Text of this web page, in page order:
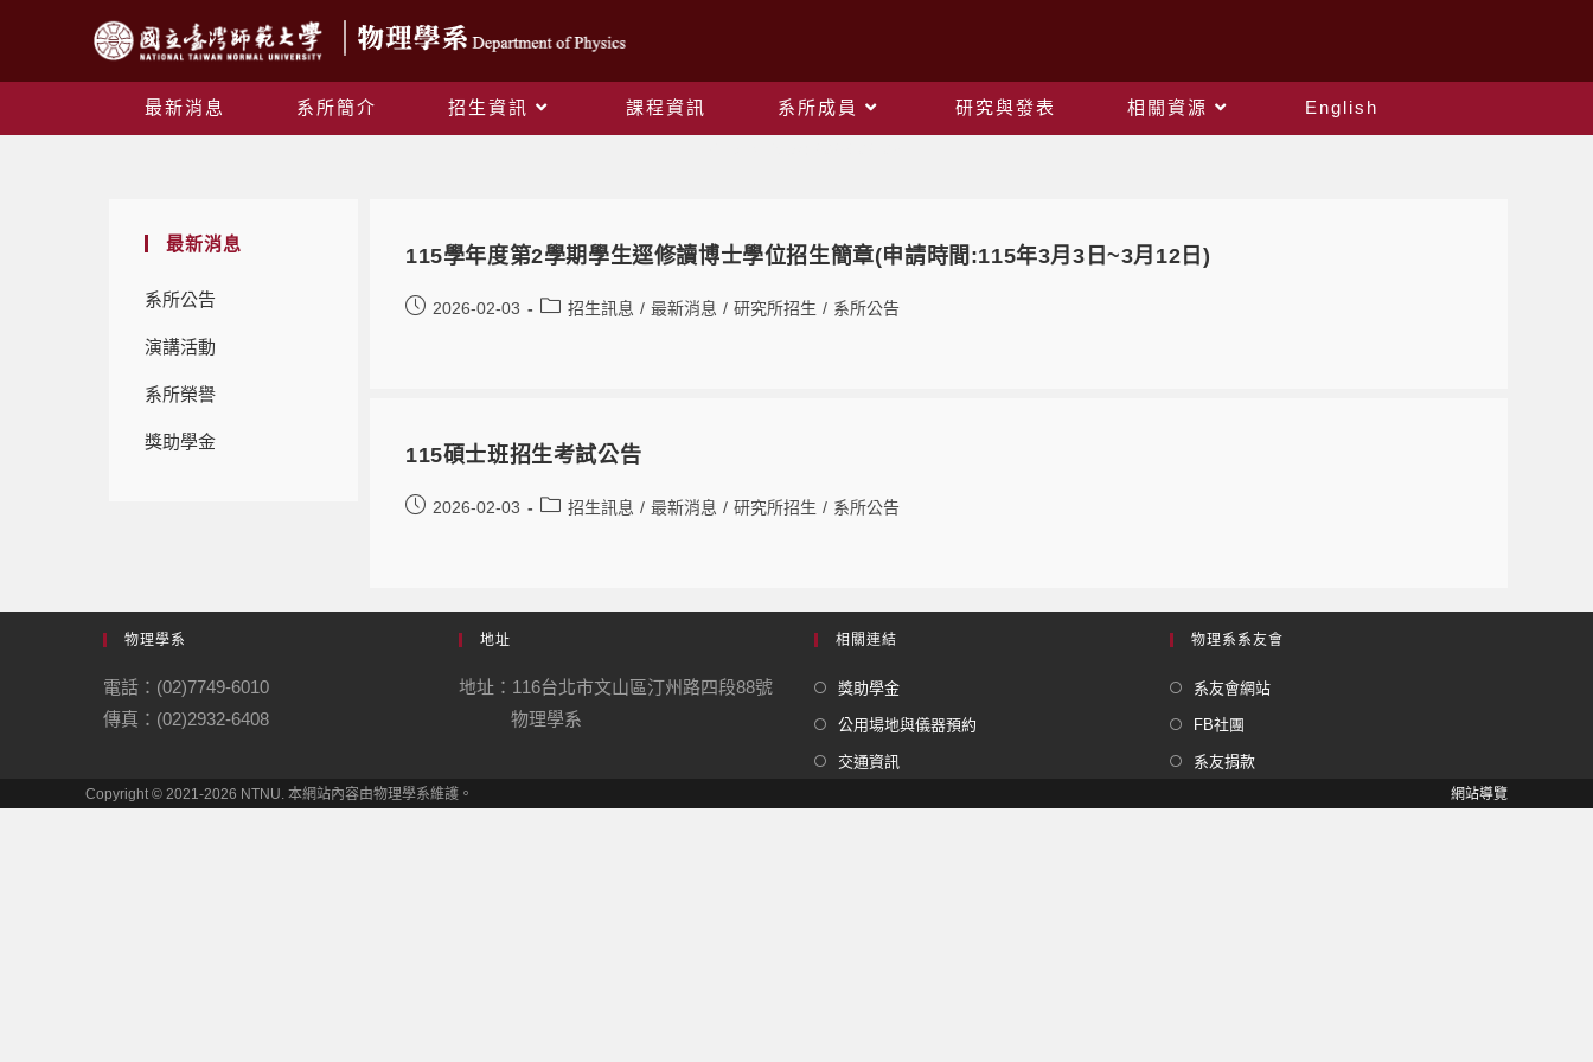
最新消息 系所簡介 招生資訊 課程資訊 系所成員 研究與發表 相關資源 English
最新消息
系所公告
演講活動
系所榮譽
獎助學金
115學年度第2學期學生逕修讀博士學位招生簡章(申請時間:115年3月3日~3月12日)
2026-02-03 招生訊息 / 最新消息 / 研究所招生 / 系所公告
115碩士班招生考試公告
2026-02-03 招生訊息 / 最新消息 / 研究所招生 / 系所公告
物理學系
電話：(02)7749-6010
傳真：(02)2932-6408
地址
地址：116台北市文山區汀州路四段88號
物理學系
相關連結
獎助學金
公用場地與儀器預約
交通資訊
物理系系友會
系友會網站
FB社團
系友捐款
網站導覽
Copyright © 2021-2026 NTNU. 本網站內容由物理學系維護。